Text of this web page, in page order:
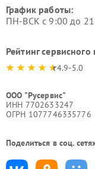
График работы:
ПН-ВСК с 9:00 до
Рейтинг сервисного
4.9-5.0
ООО "Русервис"
ИНН 7702633247
ОГРН 1077746335776
Поделиться в соц.